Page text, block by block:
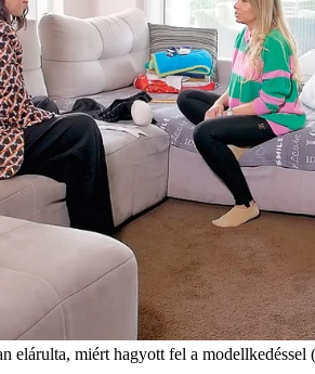
elárulta, miért hagyott fel a